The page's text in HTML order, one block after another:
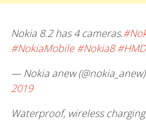
Nokia 8.2 has 4 cameras.
#NokiaMobile #Nokia8 #HMD
— Nokia anew (@nokia_anew)
2019
Waterproof, wireless